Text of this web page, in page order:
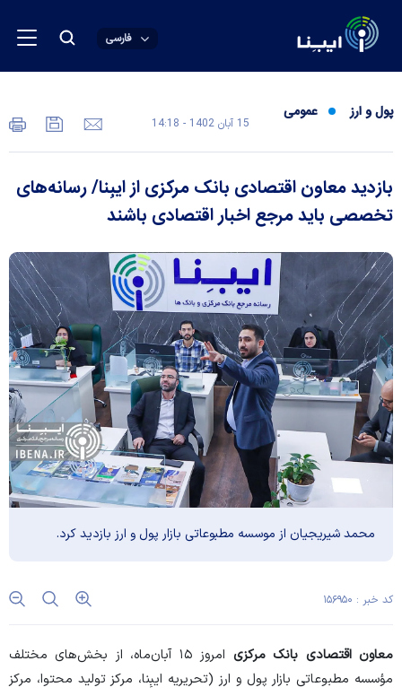
فارسی
پول و ارز عمومی
15 آبان 1402 - 14:18
بازدید معاون اقتصادی بانک مرکزی از ایبِنا/ رسانه‌های
تخصصی باید مرجع اخبار اقتصادی باشند
محمد شیریجیان از موسسه مطبوعاتی بازار پول و ارز بازدید کرد.
کد خبر : ۱۵۶۹۵۰
معاون اقتصادی بانک مرکزی
امروز ۱۵ آبان‌ماه، از بخش‌های مختلف
مؤسسه مطبوعاتی بازار پول و ارز (تحریریه ایبِنا، مرکز تولید محتوا، مرکز